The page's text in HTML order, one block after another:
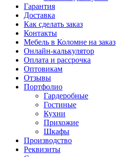
Гарантия
Доставка
Как сделать заказ
Контакты
Мебель в Коломне на заказ
Онлайн-калькулятор
Оплата и рассрочка
Оптовикам
Отзывы
Портфолио
Гардеробные
Гостиные
Кухни
Прихожие
Шкафы
Производство
Реквизиты